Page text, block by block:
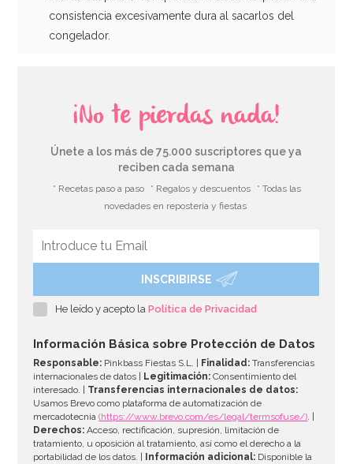
consistencia excesivamente dura al sacarlos del
congelador.
¡No te pierdas nada!
Únete a los más de 75.000 suscriptores que ya
reciben cada semana
* Recetas paso a paso * Regalos y descuentos
* Todas las
novedades en repostería y fiestas
INSCRIBIRSE
He leído y acepto laPolítica de Privacidad
Información Básica sobre Protección de Datos
Responsable: Pinkbass Fiestas S.L. | Finalidad: Transferencias
internacionales de datos |
Legitimación: Consentimiento del
interesado. | Transferencias internacionales de datos:
Usamos Brevo como plataforma de automatización de
mercadotecnia(https://www.brevo.com/es/legal/termsofuse/). |
Derechos: Acceso, rectificación, supresión, limitación de
tratamiento, u oposición al tratamiento, así como el derecho a la
portabilidad de los datos. |
Información adicional: Disponible la